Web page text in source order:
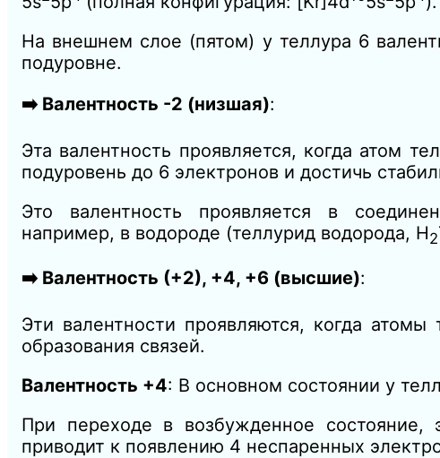
На внешнем слое (пятом) у теллура 6
подуровне.
➡️ Валентность -2 (низшая):
Эта валентность проявляется, когда атом
подуровень до 6 электронов и достичь
Это валентность проявляется в
например, в водороде (теллурид водорода, H2
➡️ Валентность (+2), +4, +6 (высшие):
Эти валентности проявляются, когда
образования связей.
Валентность +4: В основном состоянии у
При переходе в возбужденное состояние,
приводит к появлению 4 неспаренных